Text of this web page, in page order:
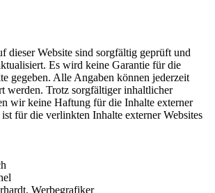
dieser Website sind sorgfältig geprüft und
Es wird keine Garantie für die
gegeben. Alle Angaben können jederzeit
werden. Trotz sorgfältiger inhaltlicher
wir keine Haftung für die Inhalte externer
für die verlinkten Inhalte externer Websites
Werbegrafiker